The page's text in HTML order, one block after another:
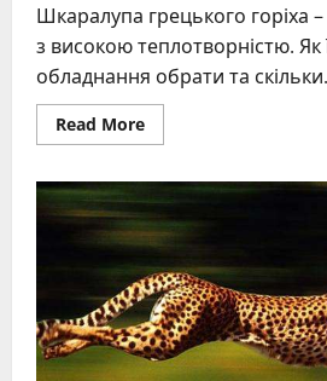
Шкаралупа грецького горіха
з високою теплотворністю. Як
обладнання обрати та
Read MoreRead
more
грецького
горіха
як
паливо
переваги,
застосування
та
тонкощі